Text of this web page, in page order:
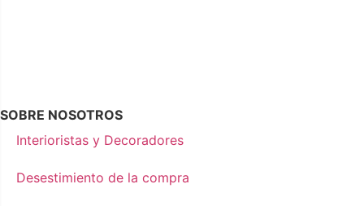
SOBRE NOSOTROS
Interioristas y Decoradores
Desestimiento de la compra